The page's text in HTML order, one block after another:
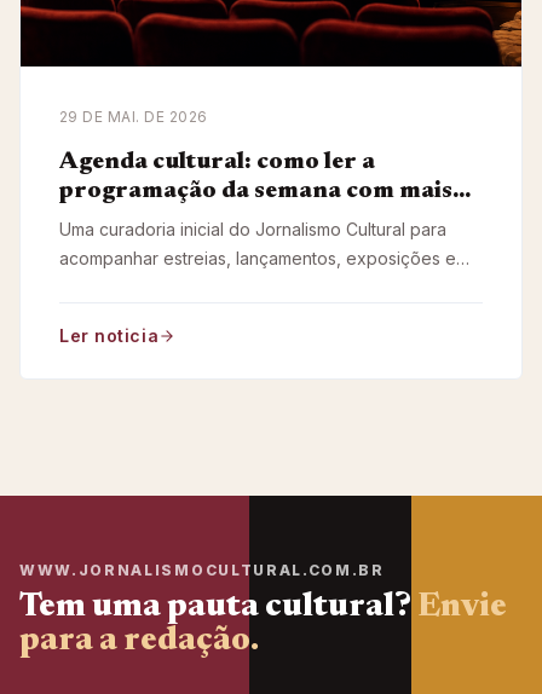
29 DE MAI. DE 2026
Agenda cultural: como ler a
programação da semana com mais
contexto
Uma curadoria inicial do Jornalismo Cultural para
acompanhar estreias, lançamentos, exposições e
Ler noticia
WWW.JORNALISMOCULTURAL.COM.BR
Tem uma pauta cultural? Envie
para a redação.